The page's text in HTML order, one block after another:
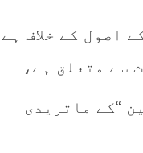
اصول کے خلاف
سے متعلق ہے،
“کے ماتریدی